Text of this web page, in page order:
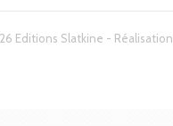
Editions Slatkine - Réalisation